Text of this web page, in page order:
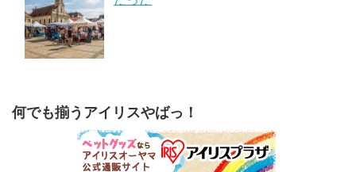
何でも揃うアイリスやばっ！